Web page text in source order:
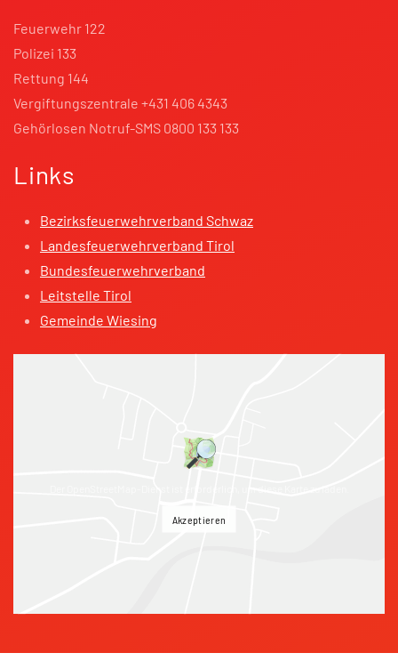
Feuerwehr 122
Polizei 133
Rettung 144
Vergiftungszentrale +431 406 4343
Gehörlosen Notruf-SMS 0800 133 133
Links
Bezirksfeuerwehrverband Schwaz
Landesfeuerwehrverband Tirol
Bundesfeuerwehrverband
Leitstelle Tirol
Gemeinde Wiesing
Akzeptieren